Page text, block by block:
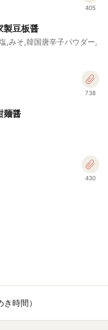
405
製豆板醤
,みそ,韓国唐辛子パウダー,
738
麺醤
430
時間）